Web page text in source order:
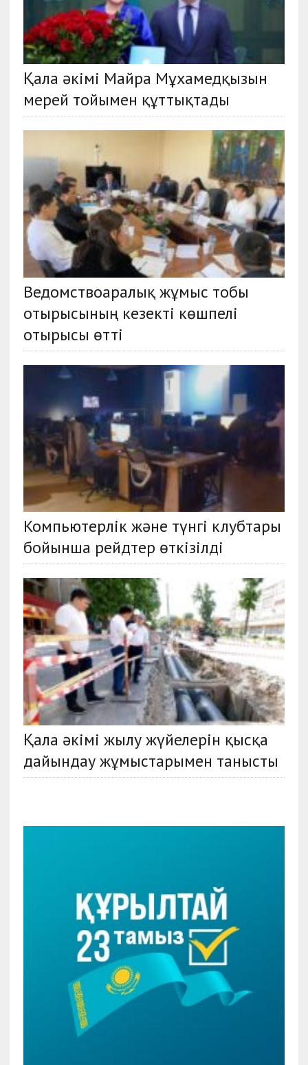
Қала әкімі Майра Мұхамедқызын
мерей тойымен құттықтады
Ведомствоаралық жұмыс тобы
отырысының кезекті көшпелі
отырысы өтті
Компьютерлік және түнгі клубтары
бойынша рейдтер өткізілді
Қала әкімі жылу жүйелерін қысқа
дайындау жұмыстарымен танысты